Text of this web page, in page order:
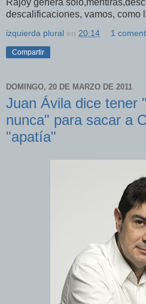
Rajoy genera
descalificaciones, vamos, como
izquierda plural en 20:14 1
Compartir
DOMINGO, 20 DE MARZO DE 2011
Juan Ávila dice tener
nunca" para sacar a
"apatía"